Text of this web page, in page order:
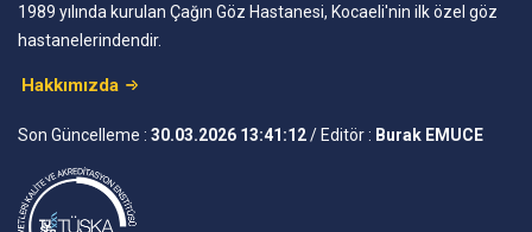
1989 yılında kurulan Çağın Göz Hastanesi, Kocaeli'nin ilk özel göz
hastanelerindendir.
Hakkımızda
Son Güncelleme : 30.03.2026 13:41:12/ Editör : Burak EMUCE